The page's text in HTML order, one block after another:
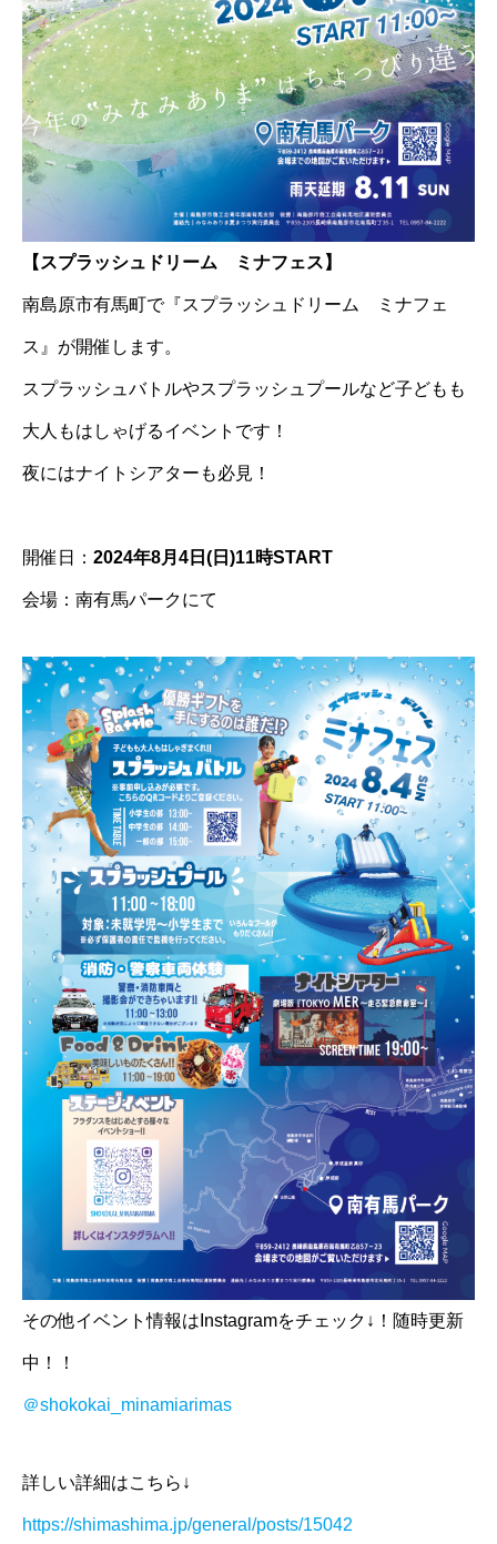
【スプラッシュドリーム ミナフェス】
南島原市有馬町で『スプラッシュドリーム ミナフェ
ス』が開催します。
スプラッシュバトルやスプラッシュプールなど子どもも
大人もはしゃげるイベントです！
夜にはナイトシアターも必見！
開催日： 2024年8月4日(日)11時START
会場：南有馬パークにて
その他イベント情報はInstagramをチェック↓！随時更新
中！！
＠shokokai_minamiarimas
詳しい詳細はこちら↓
https://shimashima.jp/general/posts/15042